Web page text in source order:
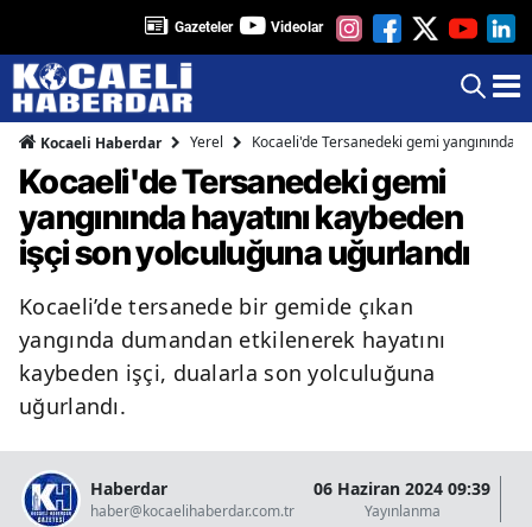
Gazeteler Videolar
Kocaeli Haberdar Yerel Kocaeli'de Tersanedeki gemi yangınında
Kocaeli'de Tersanedeki gemi
yangınında hayatını kaybeden
işçi son yolculuğuna uğurlandı
Kocaeli’de tersanede bir gemide çıkan
yangında dumandan etkilenerek hayatını
kaybeden işçi, dualarla son yolculuğuna
uğurlandı.
Haberdar
haber@kocaelihaberdar.com.tr
06 Haziran 2024 09:39
Yayınlanma